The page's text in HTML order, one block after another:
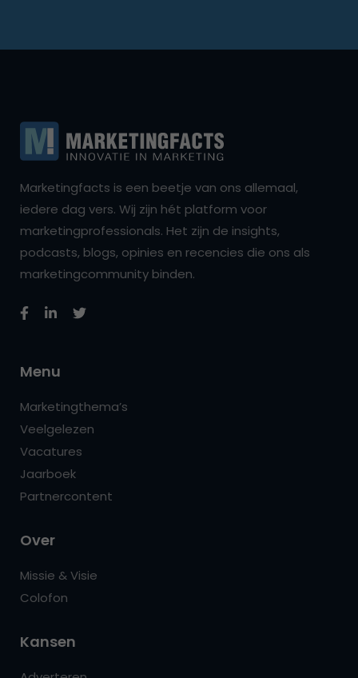
Marketingfacts is een beetje van ons allemaal,
iedere dag vers. Wij zijn hét platform voor
marketingprofessionals. Het zijn de insights,
podcasts, blogs, opinies en recencies die ons als
marketingcommunity binden.
Menu
Marketingthema’s
Veelgelezen
Vacatures
Jaarboek
Partnercontent
Over
Missie & Visie
Colofon
Kansen